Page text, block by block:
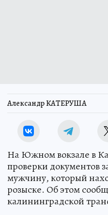
Александр КАТЕРУША
На Южном вокзале в
проверки документов
мужчину, который
розыске. Об этом
калининградской